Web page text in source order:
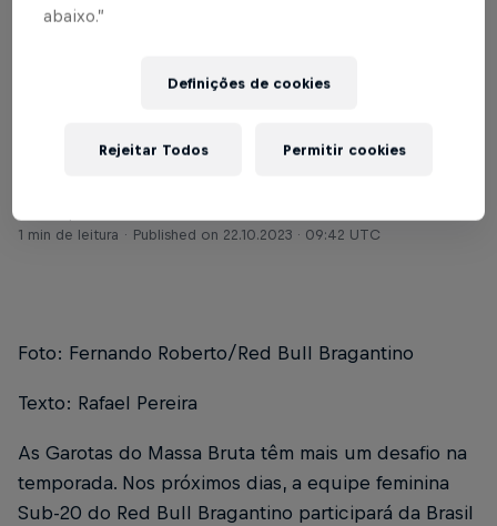
Bragantinas estreiam
na Brasil Ladies Cup
1 min de leitura
Published on 22.10.2023 · 09:42 UTC
Foto: Fernando Roberto/Red Bull Bragantino
Texto: Rafael Pereira
As Garotas do Massa Bruta têm mais um desafio na
temporada. Nos próximos dias, a equipe feminina
Sub-20 do Red Bull Bragantino participará da Brasil
abaixo.”
Definições de cookies
Rejeitar Todos Permitir cookies